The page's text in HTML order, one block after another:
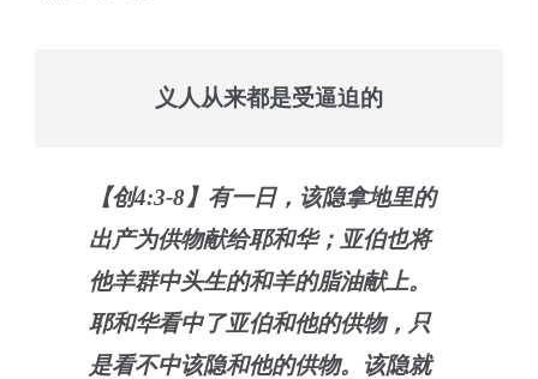
义人从来都是受逼迫的
【创4:3-8】有一日，该隐拿地里的
出产为供物献给耶和华；亚伯也将
他羊群中头生的和羊的脂油献上。
耶和华看中了亚伯和他的供物，只
是看不中该隐和他的供物。该隐就